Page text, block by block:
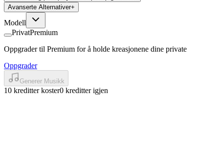
Avanserte Alternativer+
Modell
PrivatPremium
Oppgrader til Premium for å holde kreasjonene dine private
Oppgrader
Generer Musikk
10 kreditter koster0 kreditter igjen